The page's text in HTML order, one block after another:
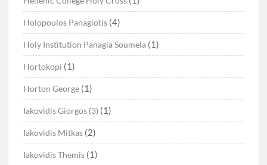
Holopoulos Panagiotis (4)
Holy Institution Panagia Soumela (1)
Hortokopi (1)
Horton George (1)
Iakovidis Giorgos (3) (1)
Iakovidis Mitkas (2)
Iakovidis Themis (1)